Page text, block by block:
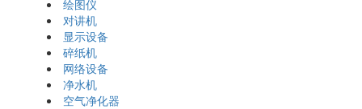
绘图仪
对讲机
显示设备
碎纸机
网络设备
净水机
空气净化器